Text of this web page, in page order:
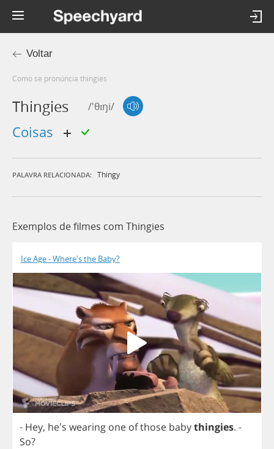
Voltar
Como se pronúncia thingies
Thingies /'θɪŋi/
coisas
PALAVRA RELACIONADA: Thingy
Exemplos de filmes com Thingies
Ice Age - Where's the Baby?
- Hey, he's wearing one ofthose babythingies. -
So?